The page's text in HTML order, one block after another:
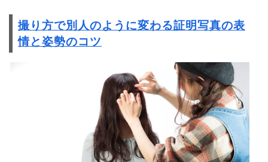
撮り方で別人のように変わる証明写真の表
情と姿勢のコツ